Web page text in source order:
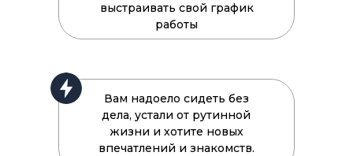
выстраивать свой график
работы
Вам надоело сидеть без
дела, устали от рутинной
жизни и хотите новых
впечатлений и знакомств.